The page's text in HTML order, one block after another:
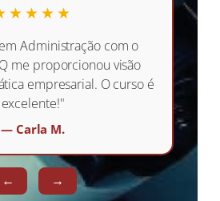
Administração com o
me proporcionou visão
empresarial. O curso é
excelente!"
— Carla M.
← →